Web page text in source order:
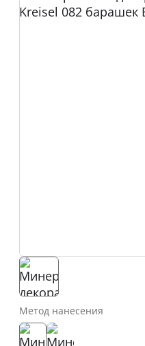
Метод нанесения